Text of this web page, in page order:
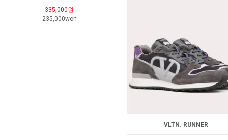
335,000원
235,000won
VLTN. RUNNER